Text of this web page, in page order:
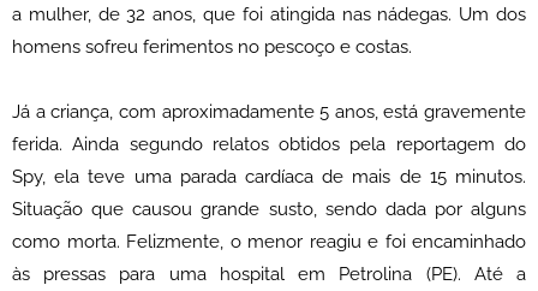
a mulher, de 32 anos, que foi atingida nas nádegas. Um dos
homens sofreu ferimentos no pescoço e costas.
Já a criança, com aproximadamente 5 anos, está gravemente
ferida. Ainda segundo relatos obtidos pela reportagem do
Spy, ela teve uma parada cardíaca de mais de 15 minutos.
Situação que causou grande susto, sendo dada por alguns
como morta. Felizmente, o menor reagiu e foi encaminhado
às pressas para uma hospital em Petrolina (PE). Até a